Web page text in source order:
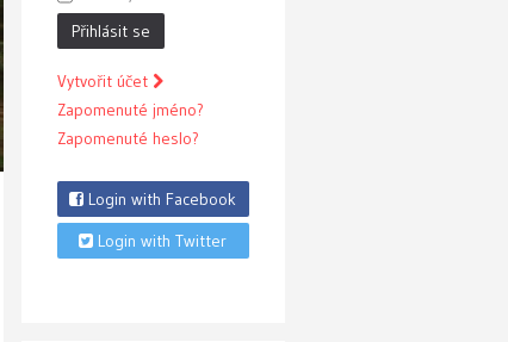
Přihlásit se
Vytvořit účet
Zapomenuté jméno?
Zapomenuté heslo?
Login with Facebook
Login with Twitter